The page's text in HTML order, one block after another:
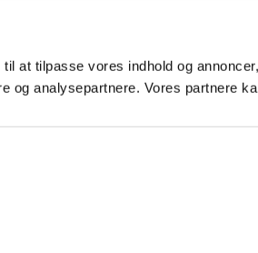
at tilpasse vores indhold og
og analysepartnere. Vores partnere